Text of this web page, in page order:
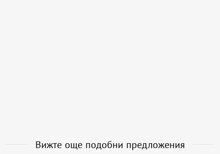
Вижте още подобни предложения